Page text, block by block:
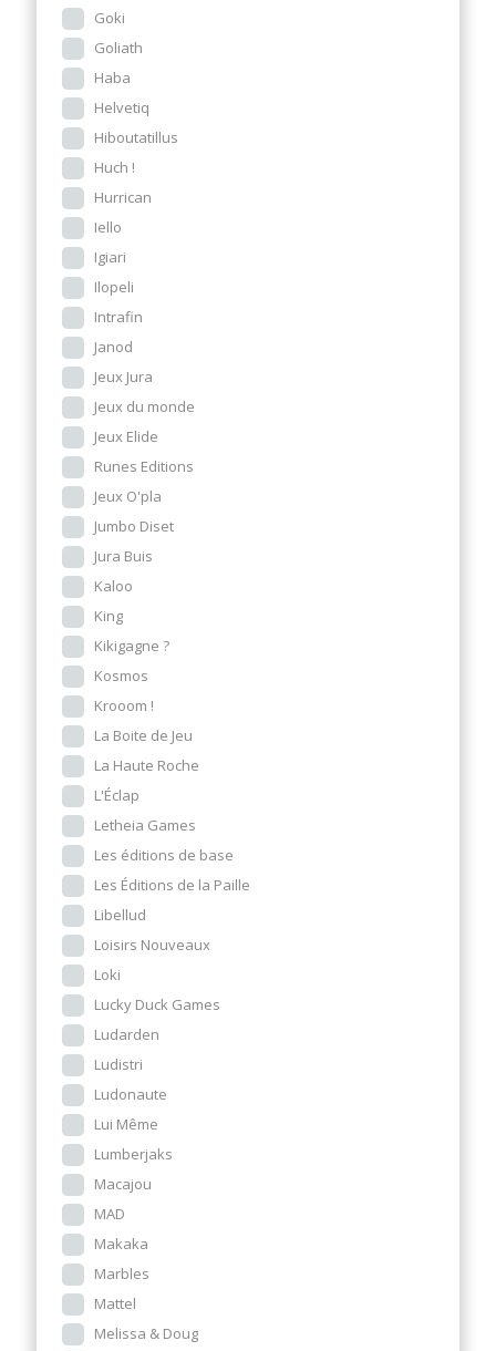
Goki
Goliath
Haba
Helvetiq
Hiboutatillus
Huch !
Hurrican
Iello
Igiari
Ilopeli
Intrafin
Janod
Jeux Jura
Jeux du monde
Jeux Elide
Runes Editions
Jeux O'pla
Jumbo Diset
Jura Buis
Kaloo
King
Kikigagne ?
Kosmos
Krooom !
La Boite de Jeu
La Haute Roche
L'Éclap
Letheia Games
Les éditions de base
Les Éditions de la Paille
Libellud
Loisirs Nouveaux
Loki
Lucky Duck Games
Ludarden
Ludistri
Ludonaute
Lui Même
Lumberjaks
Macajou
MAD
Makaka
Marbles
Mattel
Melissa & Doug